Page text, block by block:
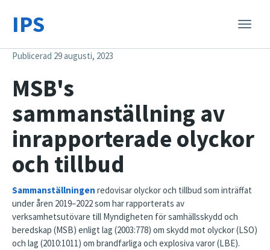
IPS
Toggle
Publicerad 29 augusti, 2023
MSB's
sammanställning av
inrapporterade olyckor
och tillbud
Sammanställningen redovisar olyckor och tillbud som inträffat
under åren 2019–2022 som har rapporterats av
verksamhetsutövare till Myndigheten för samhällsskydd och
beredskap (MSB) enligt lag (2003:778) om skydd mot olyckor (LSO)
och lag (2010:1011) om brandfarliga och explosiva varor (LBE).